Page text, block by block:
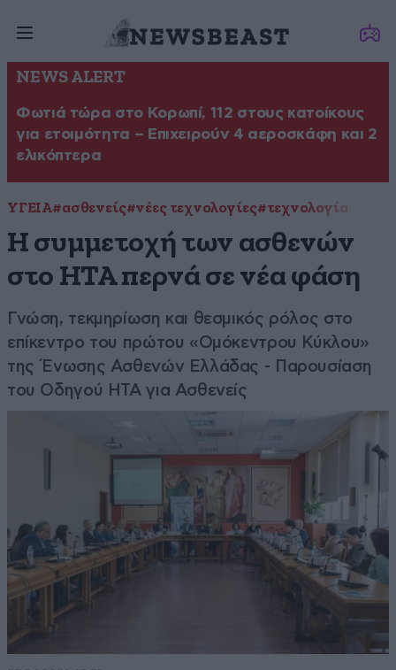
NEWS ALERT
Φωτιά τώρα στο Κορωπί, 112 στους κατοίκους
για ετοιμότητα – Επιχειρούν 4 αεροσκάφη και 2
ελικόπτερα
ΥΓΕΙΑ#ασθενείς#νέες τεχνολογίες#τεχνολογία
Η συμμετοχή των ασθενών
στο HTA περνά σε νέα φάση
Γνώση, τεκμηρίωση και θεσμικός ρόλος στο
επίκεντρο του πρώτου «Ομόκεντρου Κύκλου»
της Ένωσης Ασθενών Ελλάδας - Παρουσίαση
του Οδηγού HTA για Ασθενείς